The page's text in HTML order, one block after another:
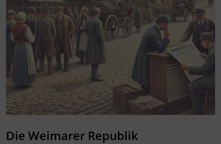
Die Weimarer Republik